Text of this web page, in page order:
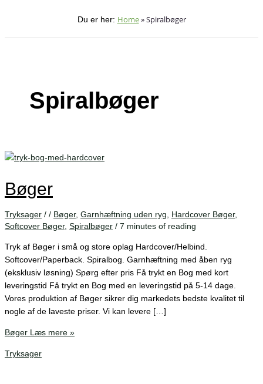
Du er her: Home»Spiralbøger
Spiralbøger
Bøger
Tryksager / / Bøger, Garnhæftning uden ryg, Hardcover Bøger,
Softcover Bøger, Spiralbøger / 7 minutes of reading
Tryk af Bøger i små og store oplag Hardcover/Helbind.
Softcover/Paperback. Spiralbog. Garnhæftning med åben ryg
(eksklusiv løsning) Spørg efter pris Få trykt en Bog med kort
leveringstid Få trykt en Bog med en leveringstid på 5-14 dage.
Vores produktion af Bøger sikrer dig markedets bedste kvalitet til
nogle af de laveste priser. Vi kan levere […]
Bøger Læs mere »
Tryksager